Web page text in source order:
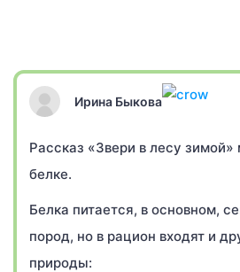
Ирина Быкова
Рассказ «Звери в лесу зимой»
белке.
Белка питается, в основном,
пород, но в рацион входят и
природы: